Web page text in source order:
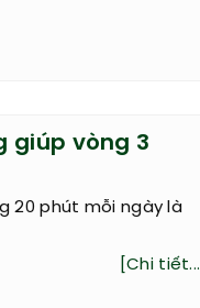
giúp vòng 3
20 phút mỗi ngày là
[Chi tiết...]